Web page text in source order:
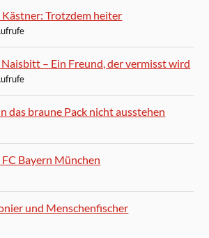
Kästner: Trotzdem heiter
Naisbitt – Ein Freund, der vermisst wird
das braune Pack nicht ausstehen
Bayern München
und Menschenfischer